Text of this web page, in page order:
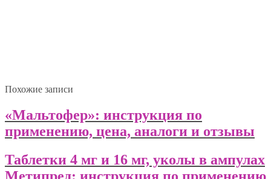
Похожие записи
«Мальтофер»: инструкция по
применению, цена, аналоги и отзывы
Таблетки 4 мг и 16 мг, уколы в ампулах